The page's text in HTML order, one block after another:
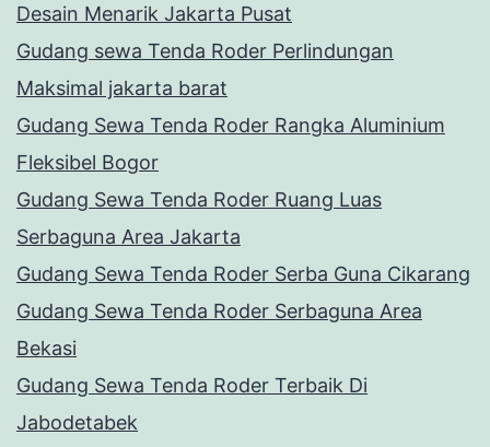
Desain Menarik Jakarta Pusat
Gudang sewa Tenda Roder Perlindungan
Maksimal jakarta barat
Gudang Sewa Tenda Roder Rangka Aluminium
Fleksibel Bogor
Gudang Sewa Tenda Roder Ruang Luas
Serbaguna Area Jakarta
Gudang Sewa Tenda Roder Serba Guna Cikarang
Gudang Sewa Tenda Roder Serbaguna Area
Bekasi
Gudang Sewa Tenda Roder Terbaik Di
Jabodetabek